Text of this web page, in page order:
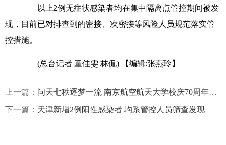
以上2例无症状感染者均在集中隔离点管控期间被发
现，目前已对排查到的密接、次密接等风险人员规范落实管
控措施。
(总台记者 童佳雯 林侃) 【编辑:张燕玲】
上一篇： 问天七秩逐梦一流 南京航空航天大学校庆70周年主题发布
下一篇： 天津新增2例阳性感染者 均系管控人员筛查发现